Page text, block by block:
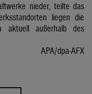
nieder, teilte das
liegen die
aktuell außerhalb des
APA/dpa-AFX